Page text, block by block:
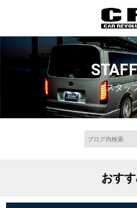
スタッ
おす